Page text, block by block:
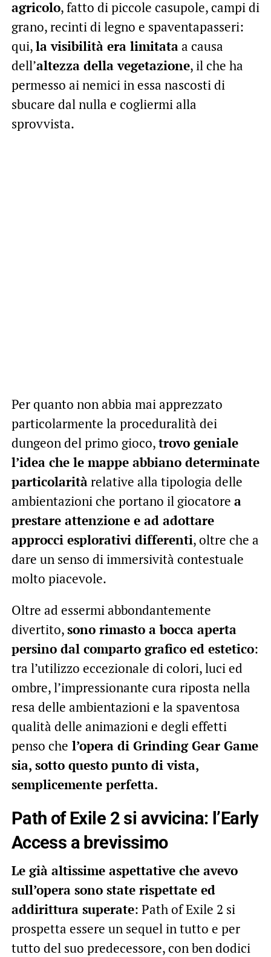
agricolo, fatto di piccole casupole, campi di
grano, recinti di legno e spaventapasseri:
qui,la visibilità era limitataa causa
dell’altezza della vegetazione, il che ha
permesso ai nemici in essa nascosti di
sbucare dal nulla e cogliermi alla
sprovvista.
Per quanto non abbia mai apprezzato
particolarmente la proceduralità dei
dungeon del primo gioco,trovo geniale
l’idea che le mappe abbiano determinate
particolaritàrelative alla tipologia delle
ambientazioni che portano il giocatore a
prestare attenzione e ad adottare
approcci esplorativi differenti, oltre che a
dare un senso di immersività contestuale
molto piacevole.
Oltre ad essermi abbondantemente
divertito,sono rimasto a bocca aperta
persino dal comparto grafico ed estetico:
tra l’utilizzo eccezionale di colori, luci ed
ombre, l’impressionante cura riposta nella
resa delle ambientazioni e la spaventosa
qualità delle animazioni e degli effetti
penso che l’opera di Grinding Gear Game
sia, sotto questo punto di vista,
semplicemente perfetta.
Path of Exile 2 si avvicina: l’Early
Access a brevissimo
Le già altissime aspettative che avevo
sull’opera sono state rispettate ed
addirittura superate: Path of Exile 2 si
prospetta essere un sequel in tutto e per
tutto del suo predecessore, con ben dodici